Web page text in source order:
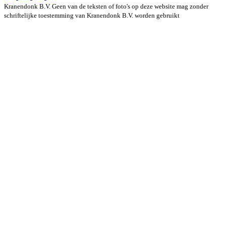
Kranendonk B.V. Geen van de teksten of foto's op deze website mag zonder
schriftelijke toestemming van Kranendonk B.V. worden gebruikt